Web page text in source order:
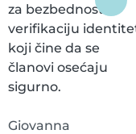
za bezbednost i
verifikaciju
koji čine da se
članovi osećaju
sigurno.
Giovanna